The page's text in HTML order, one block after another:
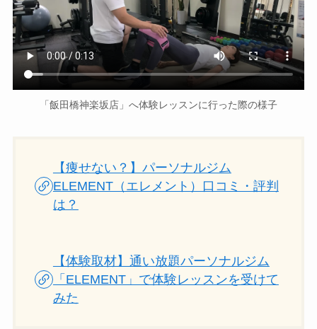
「飯田橋神楽坂店」へ体験レッスンに行った際の様子
【痩せない？】パーソナルジム
ELEMENT（エレメント）口コミ・評判
は？
【体験取材】通い放題パーソナルジム
「ELEMENT」で体験レッスンを受けて
みた